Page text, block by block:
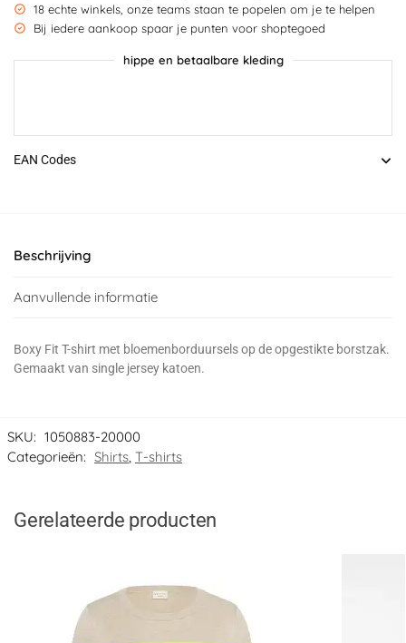
18 echte winkels, onze teams staan te popelen om je te helpen
Bij iedere aankoop spaar je punten voor shoptegoed
hippe en betaalbare kleding
EAN Codes
Beschrijving
Aanvullende informatie
Boxy Fit T-shirt met bloemenborduursels op de opgestikte borstzak.
Gemaakt van single jersey katoen.
SKU: 1050883-20000
Categorieën: Shirts, T-shirts
Gerelateerde producten